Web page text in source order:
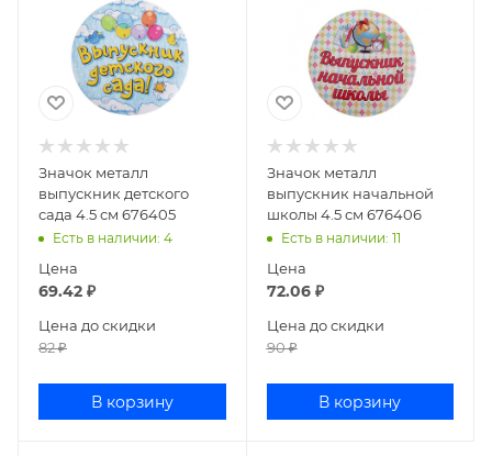
Значок металл
выпускник детского
сада 4.5 см 676405
Есть в наличии: 4
Цена
69.42 ₽
Цена до скидки
82₽
В корзину
Значок металл
выпускник начальной
школы 4.5 см 676406
Есть в наличии: 11
Цена
72.06₽
Цена до скидки
90₽
В корзину